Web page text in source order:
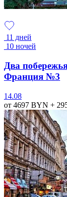
11 дней
10 ночей
Два
Франция №3
14.08
от 4697 BYN +